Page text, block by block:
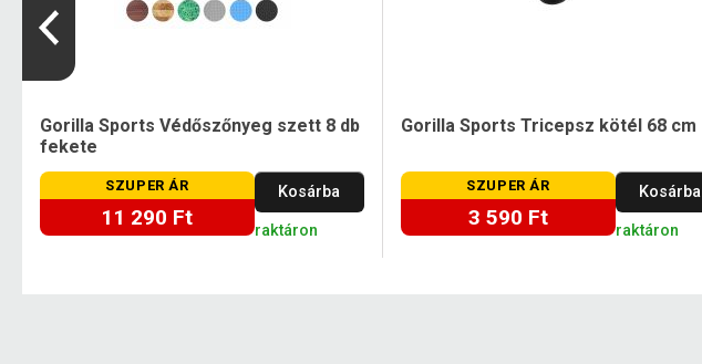
Gorilla Sports Védőszőnyeg szett 8 db
fekete
SZUPER ÁR
11 290 Ft
Kosárba
raktáron
Gorilla Sports Tricepsz kötél 68 cm
SZUPER ÁR
3 590 Ft
Kosárba
raktáron